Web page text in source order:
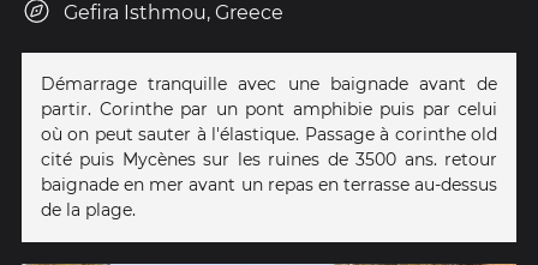
Gefira Isthmou, Greece
Démarrage tranquille avec une baignade avant de
partir. Corinthe par un pont amphibie puis par celui
où on peut sauter à l'élastique. Passage à corinthe old
cité puis Mycènes sur les ruines de 3500 ans. retour
baignade en mer avant un repas en terrasse au-dessus
de la plage.